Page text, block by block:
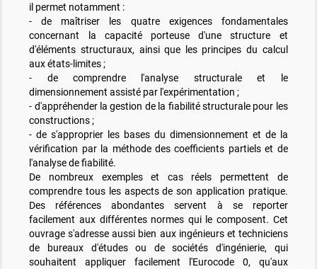
il permet notamment :
- de maîtriser les quatre exigences fondamentales
concernant la capacité porteuse d'une structure et
d'éléments structuraux, ainsi que les principes du calcul
aux états-limites ;
- de comprendre l'analyse structurale et le
dimensionnement assisté par l'expérimentation ;
- d'appréhender la gestion de la fiabilité structurale pour les
constructions ;
- de s'approprier les bases du dimensionnement et de la
vérification par la méthode des coefficients partiels et de
l'analyse de fiabilité.
De nombreux exemples et cas réels permettent de
comprendre tous les aspects de son application pratique.
Des références abondantes servent à se reporter
facilement aux différentes normes qui le composent. Cet
ouvrage s'adresse aussi bien aux ingénieurs et techniciens
de bureaux d'études ou de sociétés d'ingénierie, qui
souhaitent appliquer facilement l'Eurocode 0, qu'aux